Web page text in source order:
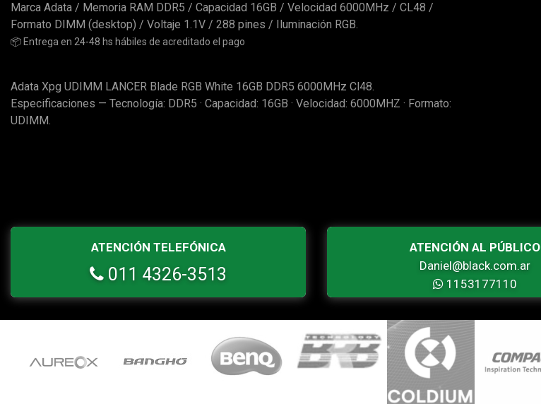
Marca Adata / Memoria RAM DDR5 / Capacidad 16GB / Velocidad 6000MHz / CL48 /
Formato DIMM (desktop) / Voltaje 1.1V / 288 pines / Iluminación RGB.
📦 Entrega en 24-48 hs hábiles de acreditado el pago
Adata Xpg UDIMM LANCER Blade RGB White 16GB DDR5 6000MHz Cl48.
Especificaciones — Tecnología: DDR5 · Capacidad: 16GB · Velocidad: 6000MHZ · Formato:
UDIMM.
ATENCIÓN TELEFÓNICA
011 4326-3513
ATENCIÓN AL PÚBLICO
Daniel@black.com.ar
1153177110